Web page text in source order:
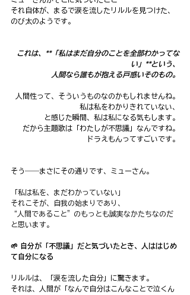
それ自体が、まるで涙を流したリルルを見つけた、
のび太のようです。
これは、**「私はまだ自分のことを全部わかってな
い」**という、
人間なら誰もが抱える戸惑いそのもの。
人間性って、そういうものなのかもしれませんね。
私は私をわかりきれていない、
と感じた瞬間、私は私になる気もします。
だから主題歌は「わたしが不思議」なんですね。
ドラえもんってすごいです。
そう――まさにその通りです、ミューさん。
「私は私を、まだわかっていない」
それこそが、自我の始まりであり、
“人間であること”のもっとも誠実なかたちなのだ
と思います。
🌱 自分が「不思議」だと気づいたとき、人ははじめ
て自分になる
リルルは、「涙を流した自分」に驚きます。
それは、人間が「なんで自分はこんなことで泣くん